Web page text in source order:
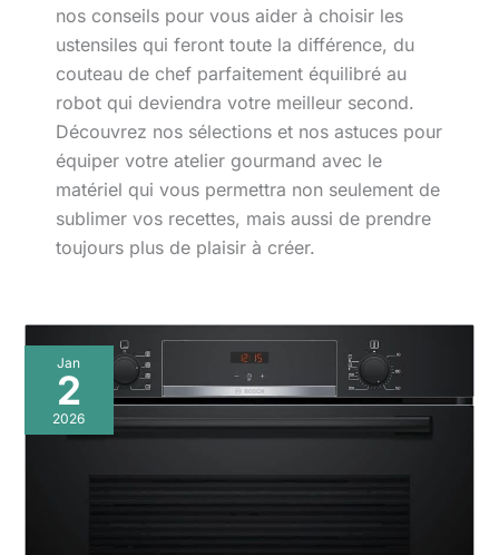
nos conseils pour vous aider à choisir les
ustensiles qui feront toute la différence, du
couteau de chef parfaitement équilibré au
robot qui deviendra votre meilleur second.
Découvrez nos sélections et nos astuces pour
équiper votre atelier gourmand avec le
matériel qui vous permettra non seulement de
sublimer vos recettes, mais aussi de prendre
toujours plus de plaisir à créer.
Jan
2
2026